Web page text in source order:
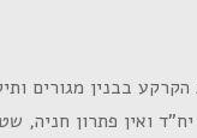
קומות מעל קומת עמודים / קרקע ומקלט, אשר נבנה בסוף שנות ה- 50 של המאה הקודמת, בבנין 16 יח"ד ואין פתרון